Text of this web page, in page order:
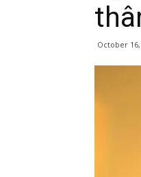
October 16,